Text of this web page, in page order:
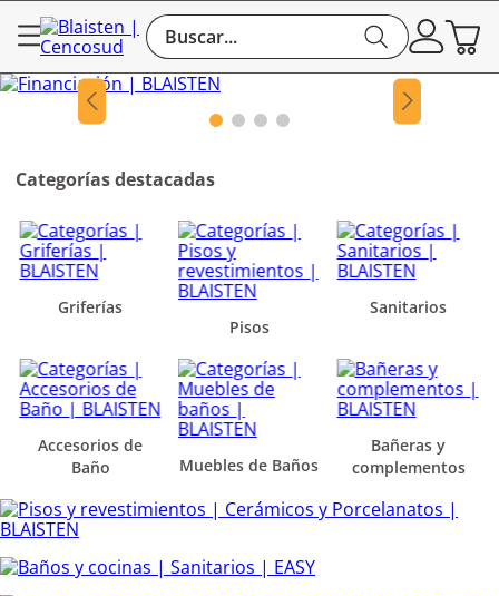
Categorías destacadas
Griferías
Pisos
Sanitarios
Accesorios de
Baño
Muebles de Baños
Bañeras y
complementos